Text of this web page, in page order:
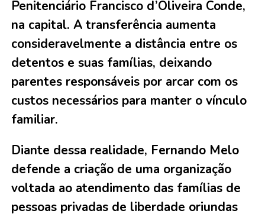
Penitenciário Francisco d’Oliveira Conde,
na capital. A transferência aumenta
consideravelmente a distância entre os
detentos e suas famílias, deixando
parentes responsáveis por arcar com os
custos necessários para manter o vínculo
familiar.
Diante dessa realidade, Fernando Melo
defende a criação de uma organização
voltada ao atendimento das famílias de
pessoas privadas de liberdade oriundas